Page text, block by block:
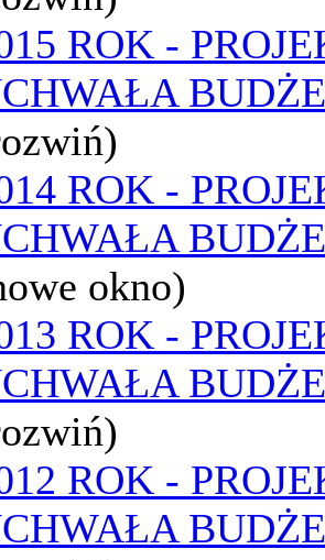
ROK -
ROK -
okno)
ROK -
ROK -